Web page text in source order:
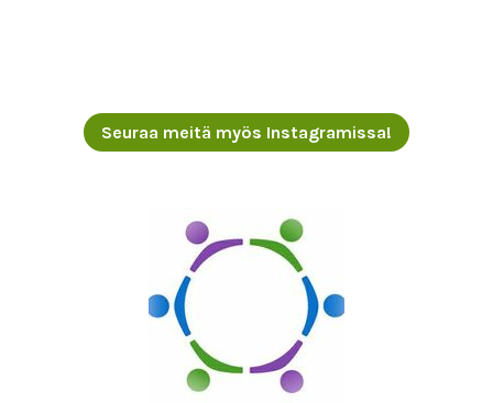
Seuraa meitä myös Instagramissa!